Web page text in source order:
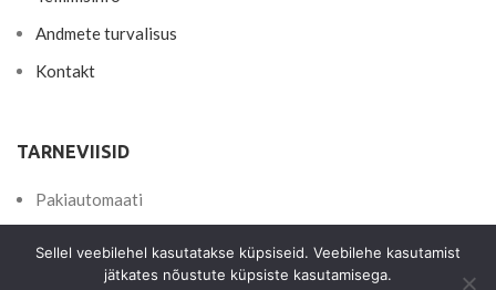
Andmete turvalisus
Kontakt
TARNEVIISID
Pakiautomaati
Kulleriga kätte
Sellel veebilehel kasutatakse küpsiseid. Veebilehe kasutamist
jätkates nõustute küpsiste kasutamisega.